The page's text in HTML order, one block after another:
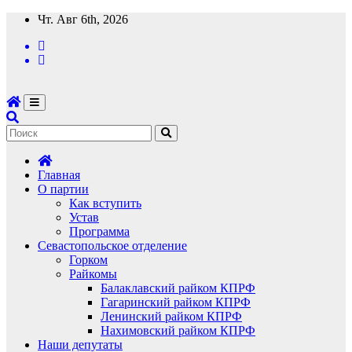
Перейти
содержимому
Чт. Авг 6th, 2026
Главная
О партии
Как вступить
Устав
Программа
Севастопольское отделение
Горком
Райкомы
Балаклавский райком КПРФ
Гагаринский райком КПРФ
Ленинский райком КПРФ
Нахимовский райком КПРФ
Наши депутаты